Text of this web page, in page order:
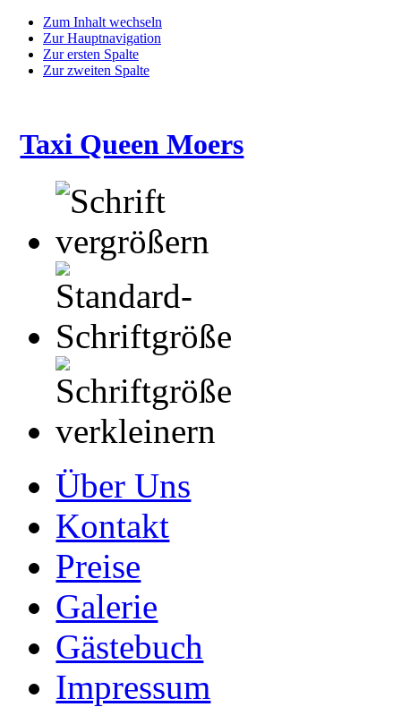
Zum Inhalt wechseln
Zur Hauptnavigation
Zur ersten Spalte
Zur zweiten Spalte
Taxi Queen Moers
Über Uns
Kontakt
Preise
Galerie
Gästebuch
Impressum